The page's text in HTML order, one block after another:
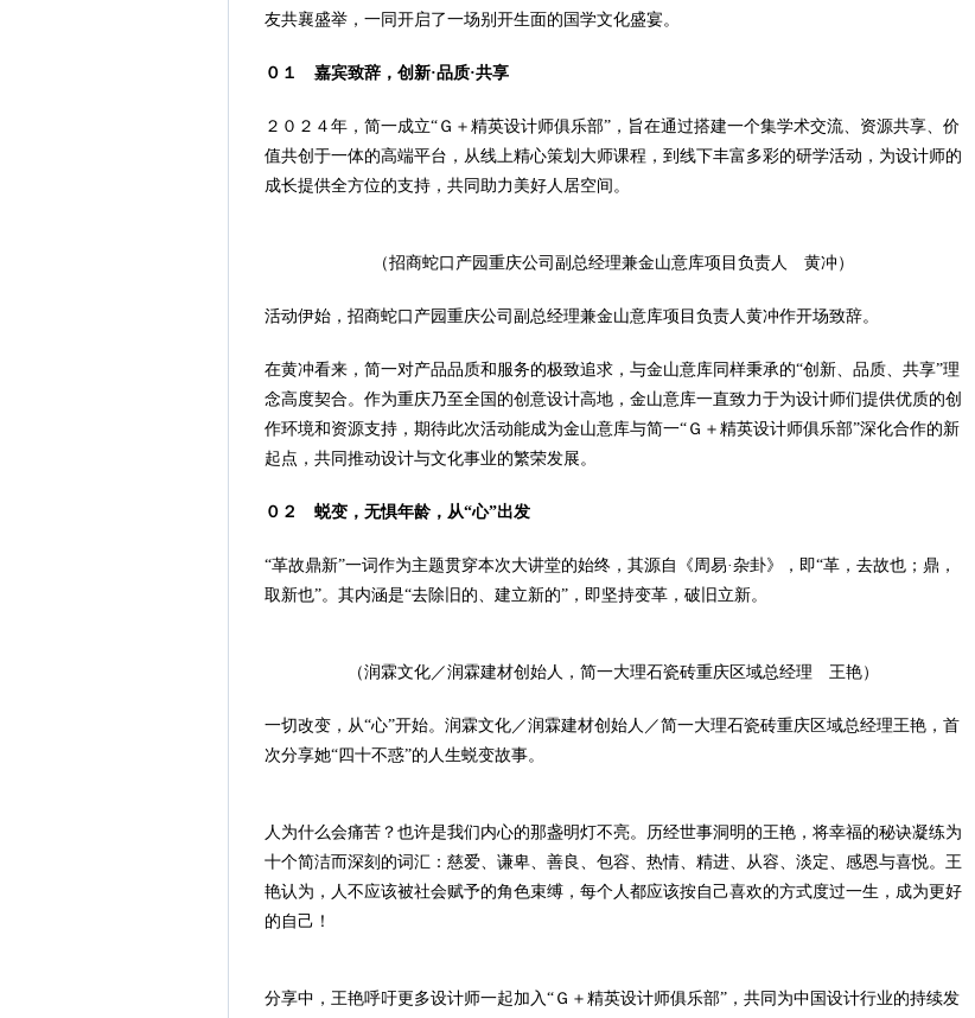
友共襄盛举，一同开启了一场别开生面的国学文化盛宴。
０１ 嘉宾致辞，创新·品质·共享
２０２４年，简一成立“Ｇ＋精英设计师俱乐部”，旨在通过搭建一个集学术交流、资源共享、价
值共创于一体的高端平台，从线上精心策划大师课程，到线下丰富多彩的研学活动，为设计师的
成长提供全方位的支持，共同助力美好人居空间。
（招商蛇口产园重庆公司副总经理兼金山意库项目负责人 黄冲）
活动伊始，招商蛇口产园重庆公司副总经理兼金山意库项目负责人黄冲作开场致辞。
在黄冲看来，简一对产品品质和服务的极致追求，与金山意库同样秉承的“创新、品质、共享”理
念高度契合。作为重庆乃至全国的创意设计高地，金山意库一直致力于为设计师们提供优质的创
作环境和资源支持，期待此次活动能成为金山意库与简一“Ｇ＋精英设计师俱乐部”深化合作的新
起点，共同推动设计与文化事业的繁荣发展。
０２ 蜕变，无惧年龄，从“心”出发
“革故鼎新”一词作为主题贯穿本次大讲堂的始终，其源自《周易·杂卦》，即“革，去故也；鼎，
取新也”。其内涵是“去除旧的、建立新的”，即坚持变革，破旧立新。
（润霖文化／润霖建材创始人，简一大理石瓷砖重庆区域总经理 王艳）
一切改变，从“心”开始。润霖文化／润霖建材创始人／简一大理石瓷砖重庆区域总经理王艳，首
次分享她“四十不惑”的人生蜕变故事。
人为什么会痛苦？也许是我们内心的那盏明灯不亮。历经世事洞明的王艳，将幸福的秘诀凝练为
十个简洁而深刻的词汇：慈爱、谦卑、善良、包容、热情、精进、从容、淡定、感恩与喜悦。王
艳认为，人不应该被社会赋予的角色束缚，每个人都应该按自己喜欢的方式度过一生，成为更好
的自己！
分享中，王艳呼吁更多设计师一起加入“Ｇ＋精英设计师俱乐部”，共同为中国设计行业的持续发